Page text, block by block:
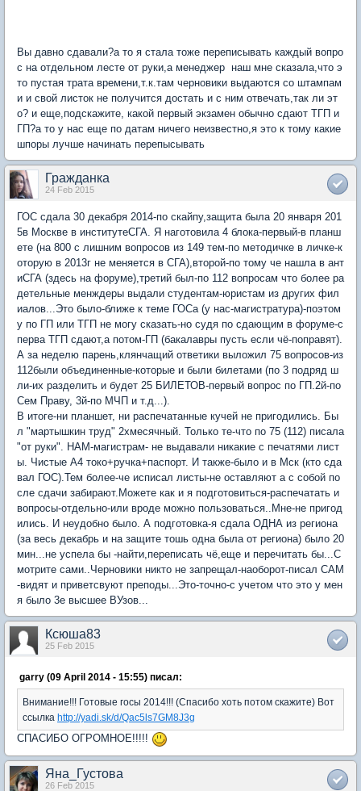
Вы давно сдавали?а то я стала тоже переписывать каждый вопро
с на отдельном лесте от руки,а менеджер наш мне сказала,что э
то пустая трата времени,т.к.там черновики выдаются со штампам
и и свой листок не получится достать и с ним отвечать,так ли эт
о? и еще,подскажите, какой первый экзамен обычно сдают ТГП и
ГП?а то у нас еще по датам ничего неизвестно,я это к тому какие
шпоры лучше начинать перепысывать
Гражданка
24 Feb 2015
ГОС сдала 30 декабря 2014-по скайпу,защита была 20 января 201
5в Москве в институтеСГА. Я наготовила 4 блока-первый-в планш
ете (на 800 с лишним вопросов из 149 тем-по методичке в личке-к
оторую в 2013г не меняется в СГА),второй-по тому че нашла в ант
иСГА (здесь на форуме),третий был-по 112 вопросам что более ра
детельные менждеры выдали студентам-юристам из других фил
иалов...Это было-ближе к теме ГОСа (у нас-магистратура)-поэтом
у по ГП или ТГП не могу сказать-но судя по сдающим в форуме-с
перва ТГП сдают,а потом-ГП (бакалавры пусть если чё-поправят).
А за неделю парень,клянчащий ответики выложил 75 вопросов-из
112были объединенные-которые и были билетами (по 3 подряд ш
ли-их разделить и будет 25 БИЛЕТОВ-первый вопрос по ГП.2й-по
Сем Праву, 3й-по МЧП и т.д...).
В итоге-ни планшет, ни распечатанные кучей не пригодились. Бы
л "мартышкин труд" 2хмесячный. Только те-что по 75 (112) писала
"от руки". НАМ-магистрам- не выдавали никакие с печатями лист
ы. Чистые А4 токо+ручка+паспорт. И также-было и в Мск (кто сда
вал ГОС).Тем более-че исписал листы-не оставляют а с собой по
сле сдачи забирают.Можете как и я подготовиться-распечатать и
вопросы-отдельно-или вроде можно пользоваться..Мне-не пригод
ились. И неудобно было. А подготовка-я сдала ОДНА из региона
(за весь декабрь и на защите тошь одна была от региона) было 20
мин...не успела бы -найти,переписать чё,еще и перечитать бы...С
мотрите сами..Черновики никто не запрещал-наоборот-писал САМ
-видят и приветсвуют преподы...Это-точно-с учетом что это у мен
я было 3е высшее ВУзов...
Ксюша83
25 Feb 2015
garry (09 April 2014 - 15:55) писал:
Внимание!!! Готовые госы 2014!!! (Спасибо хоть потом скажите) Вот
ссылка http://yadi.sk/d/Qac5ls7GM8J3g
СПАСИБО ОГРОМНОЕ!!!!!
Яна_Густова
26 Feb 2015